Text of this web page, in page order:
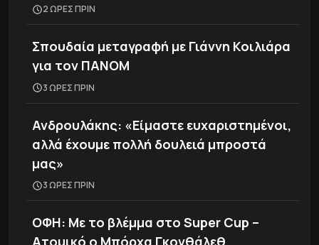
2 ΩΡΕΣ ΠΡΙΝ
Σπουδαία μεταγραφή με Γιάννη Κοιλιάρα
για τον ΠΑΝΟΜ
3 ΩΡΕΣ ΠΡΙΝ
Ανδρουλάκης: «Είμαστε ευχαριστημένοι,
αλλά έχουμε πολλή δουλειά μπροστά
μας»
3 ΩΡΕΣ ΠΡΙΝ
ΟΦΗ: Με το βλέμμα στο Super Cup –